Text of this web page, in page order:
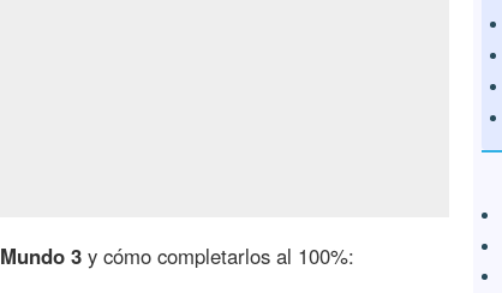
3 y cómo completarlos al 100%: